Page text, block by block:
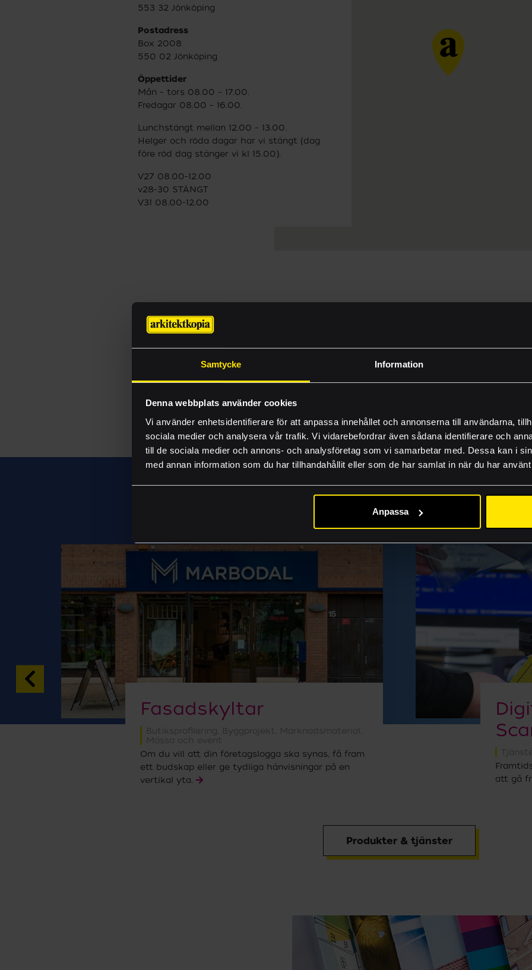
Samtycke Information
Denna webbplats använder cookies
Vi använder enhetsidentifierare för att anpassa innehållet och annonserna till användarna,
sociala medier och analysera vår trafik. Vi vidarebefordrar även sådana identifierare och
till de sociala medier och annons- och analysföretag som vi samarbetar med. Dessa kan i
med annan information som du har tillhandahållit eller som de har samlat in när du har
Anpassa
553 32 Jönköping
Postadress
Box 2008
550 02 Jönköping
Öppettider
Mån – tors 08.00 – 17.00.
Fredagar 08.00 – 16.00.
Lunchstängt mellan 12.00 – 13.00.
Helger och röda dagar har vi stängt (dag
före röd dag stänger vi kl 15.00).
V27 08.00-12.00
v28-30 STÄNGT
V31 08.00-12.00
HITTA VANLIGT KONTORSMATERIAL HOS ARKITEKTKOPIA JÖNKÖPING
NÅGRA AV VÅRA TJÄNSTER
Fasadskyltar
Butiksprofilering Byggprojekt Marknadsmaterial
Mässa och event
Om du vill att din företagslogga ska synas, få fram
ett budskap eller ge tydliga hänvisningar på en
vertikal yta.
att gå
Produkter & tjänster
Byggprojekt
FAQ
Lämna rätt material
Jobba hos oss
Akademi